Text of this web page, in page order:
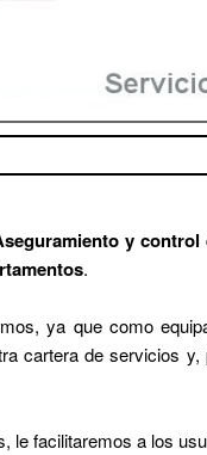
y
.
ya que como
cartera de servicios
le facilitaremos a los